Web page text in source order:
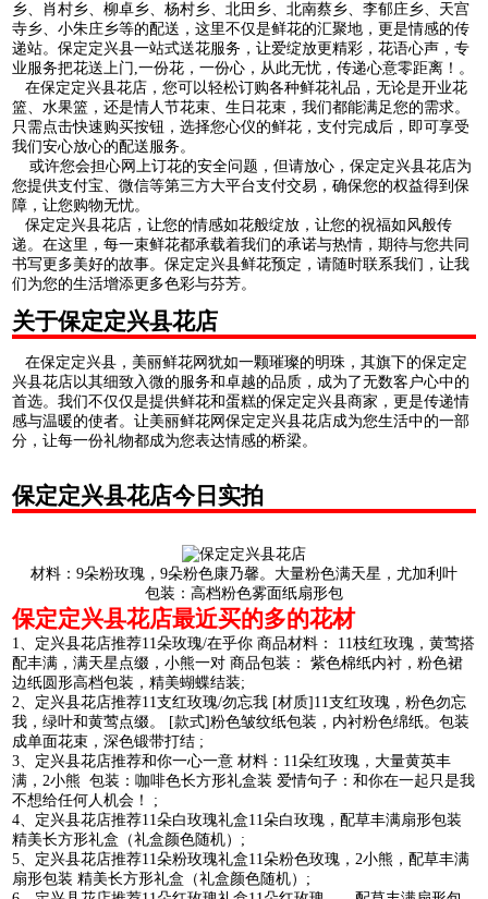
乡、肖村乡、柳卓乡、杨村乡、北田乡、北南蔡乡、李郁庄乡、天宫
寺乡、小朱庄乡等的配送，这里不仅是鲜花的汇聚地，更是情感的传
递站。保定定兴县一站式送花服务，让爱绽放更精彩，花语心声，专
业服务把花送上门,一份花，一份心，从此无忧，传递心意零距离！。
在保定定兴县花店，您可以轻松订购各种鲜花礼品，无论是开业花
篮、水果篮，还是情人节花束、生日花束，我们都能满足您的需求。
只需点击快速购买按钮，选择您心仪的鲜花，支付完成后，即可享受
我们安心放心的配送服务。
或许您会担心网上订花的安全问题，但请放心，保定定兴县花店为
您提供支付宝、微信等第三方大平台支付交易，确保您的权益得到保
障，让您购物无忧。
保定定兴县花店，让您的情感如花般绽放，让您的祝福如风般传
递。在这里，每一束鲜花都承载着我们的承诺与热情，期待与您共同
书写更多美好的故事。保定定兴县鲜花预定，请随时联系我们，让我
们为您的生活增添更多色彩与芬芳。
关于保定定兴县花店
在保定定兴县，美丽鲜花网犹如一颗璀璨的明珠，其旗下的保定定
兴县花店以其细致入微的服务和卓越的品质，成为了无数客户心中的
首选。我们不仅仅是提供鲜花和蛋糕的保定定兴县商家，更是传递情
感与温暖的使者。让美丽鲜花网保定定兴县花店成为您生活中的一部
分，让每一份礼物都成为您表达情感的桥梁。
保定定兴县花店今日实拍
材料：9朵粉玫瑰，9朵粉色康乃馨。大量粉色满天星，尤加利叶
包装：高档粉色雾面纸扇形包
保定定兴县花店最近买的多的花材
1、定兴县花店推荐11朵玫瑰/在乎你 商品材料： 11枝红玫瑰，黄莺搭
配丰满，满天星点缀，小熊一对 商品包装： 紫色棉纸内衬，粉色裙
边纸圆形高档包装，精美蝴蝶结装;
2、定兴县花店推荐11支红玫瑰/勿忘我 [材质]11支红玫瑰，粉色勿忘
我，绿叶和黄莺点缀。 [款式]粉色皱纹纸包装，内衬粉色绵纸。包装
成单面花束，深色锻带打结 ;
3、定兴县花店推荐和你一心一意 材料：11朵红玫瑰，大量黄英丰
满，2小熊 包装：咖啡色长方形礼盒装 爱情句子：和你在一起只是我
不想给任何人机会！ ;
4、定兴县花店推荐11朵白玫瑰礼盒11朵白玫瑰，配草丰满扇形包装
精美长方形礼盒（礼盒颜色随机）;
5、定兴县花店推荐11朵粉玫瑰礼盒11朵粉色玫瑰，2小熊，配草丰满
扇形包装 精美长方形礼盒（礼盒颜色随机）;